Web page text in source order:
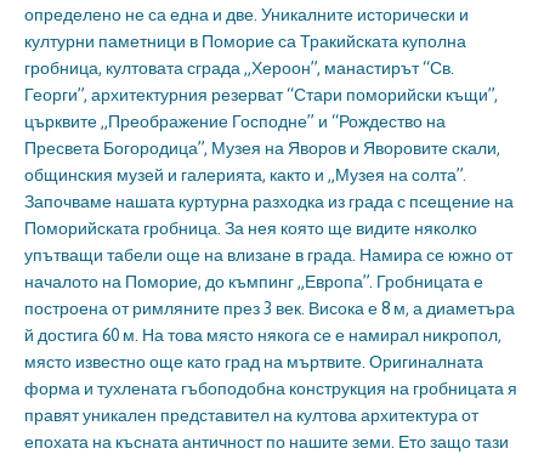
определено не са една и две. Уникалните исторически и
културни паметници в Поморие са Тракийската куполна
гробница, култовата сграда „Хероон”, манастирът “Св.
Георги”, архитектурния резерват “Стари поморийски къщи”,
църквите „Преображение Господне” и “Рождество на
Пресвета Богородица”, Музея на Яворов и Яворовите скали,
общинския музей и галерията, както и „Музея на солта”.
Започваме нашата куртурна разходка из града с псещение на
Поморийската гробница. За нея която ще видите няколко
упътващи табели още на влизане в града. Намира се южно от
началото на Поморие, до къмпинг „Европа”. Гробницата е
построена от римляните през 3 век. Висока е 8 м, а диаметъра
й достига 60 м. На това място някога се е намирал никропол,
място известно още като град на мъртвите. Оригиналната
форма и тухлената гъбоподобна конструкция на гробницата я
правят уникален представител на култова архитектура от
епохата на късната античност по нашите земи. Ето защо тази